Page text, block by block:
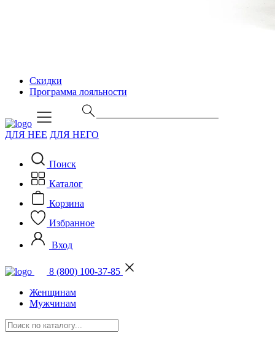
Скидки
Программа лояльности
ДЛЯ НЕЕ ДЛЯ НЕГО
Поиск
Каталог
Корзина
Избранное
Вход
8 (800) 100-37-85
Женщинам
Мужчинам